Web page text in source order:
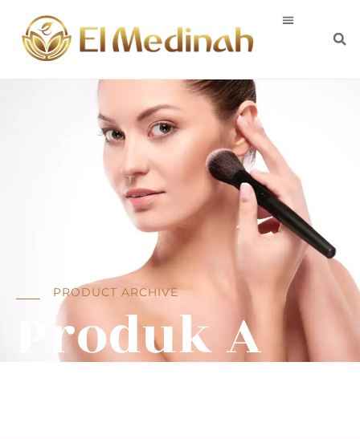
PRODUCT ARCHIVE
Produk A